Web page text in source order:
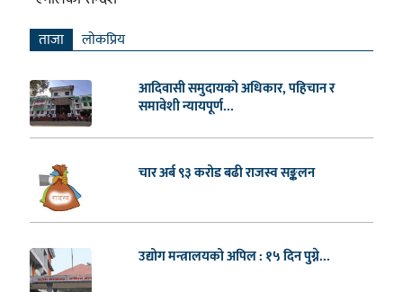
ताजा लाेकप्रिय
आदिवासी समुदायको अधिकार, पहिचान र
समावेशी न्यायपूर्ण...
चार अर्ब ९३ करोड बढी राजस्व सङ्कलन
उद्योग मन्त्रालयको अपिल : १५ दिन पुग्ने...